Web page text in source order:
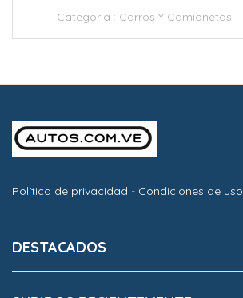
Categoría : Carros Y Camionetas
Política de privacidad - Condiciones de uso
DESTACADOS